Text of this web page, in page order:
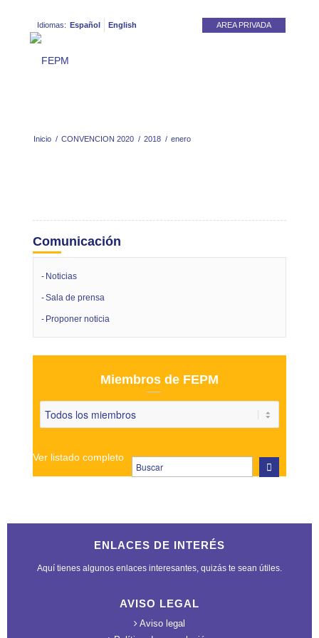
AREA PRIVADA
Idiomas: Español English
Inicio / CONVENCION 2020 / 2018 / enero
Comunicación
Noticias
Sala de prensa
Proponer noticia
Miembros de FEPM
Ver listado completo
ENLACES DE INTERÉS
Aquí tienes algunos enlaces interesantes, quizás te sean útiles.
AVISO LEGAL
Aviso legal